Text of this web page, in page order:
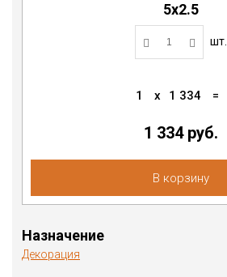
5х2.5
шт.
1 x 1 334 =
1 334 руб.
В корзину
Назначение
Декорация